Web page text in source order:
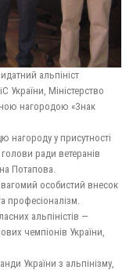
альпініст
України, Міністерство
нагородою «Знак
нагороду у присутності
ради ветеранів
Потапова.
особистий внесок
професіоналізм.
альпіністів —
чемпіонів України,
України з альпінізму,